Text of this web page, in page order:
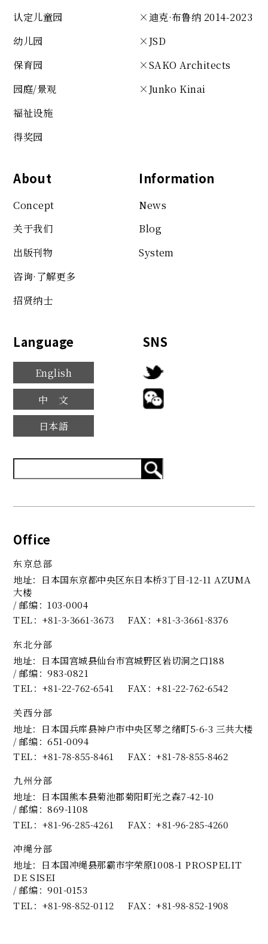
认定儿童园
幼儿园
保育园
园庭/景观
福祉设施
得奖园
×迪克·布鲁纳 2014-2023
×JSD
×SAKO Architects
×Junko Kinai
About
Concept
关于我们
出版刊物
咨询·了解更多
招贤纳士
Information
News
Blog
System
Language
English
中文
日本語
SNS
Office
东京总部
地址：日本国东京都中央区东日本桥3丁目-12-11 AZUMA
大楼
/ 邮编：103-0004
TEL
+81-3-3661-3673 FAX
+81-3-3661-8376
东北分部
地址：日本国宫城县仙台市宫城野区岩切洞之口188
/ 邮编：983-0821
TEL
+81-22-762-6541 FAX
+81-22-762-6542
关西分部
地址：日本国兵库县神户市中央区琴之绪町5-6-3 三共大楼
/ 邮编：651-0094
TEL
+81-78-855-8461 FAX
+81-78-855-8462
九州分部
地址：日本国熊本县菊池郡菊阳町光之森7-42-10
/ 邮编：869-1108
TEL
+81-96-285-4261 FAX
+81-96-285-4260
冲绳分部
地址：日本国冲绳县那霸市宇荣原1008-1 PROSPELIT
DE SISEI
/ 邮编：901-0153
TEL
+81-98-852-0112 FAX +81-98-852-1908